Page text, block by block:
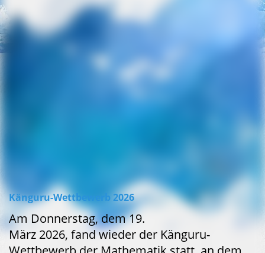
Känguru-Wettbewerb 2026
Am Donnerstag, dem 19.
März 2026, fand wieder der Känguru-